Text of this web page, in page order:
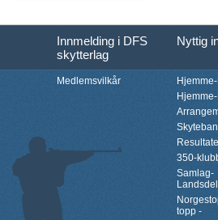
Innmelding i DFS
skytterlag
Nyttig
Medlemsvilkår
350-
Samlag-
topp -